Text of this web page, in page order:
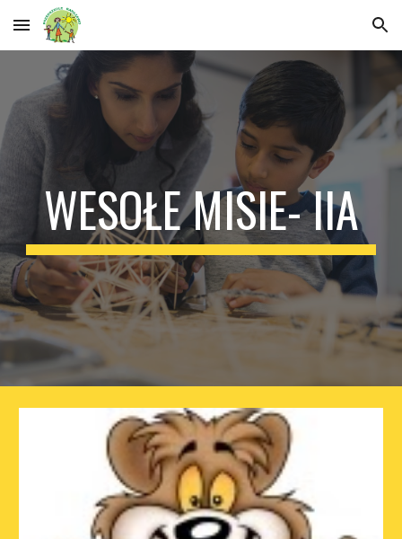
Skip to main content Skip to navigation
WESOŁE MISIE- IIA